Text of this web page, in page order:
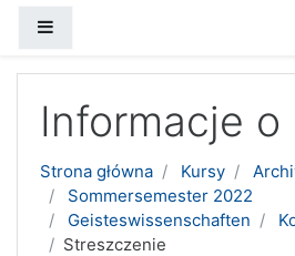
Informacje o
Strona główna Kursy
Sommersemester 2022
Geisteswissenschaften
Streszczenie